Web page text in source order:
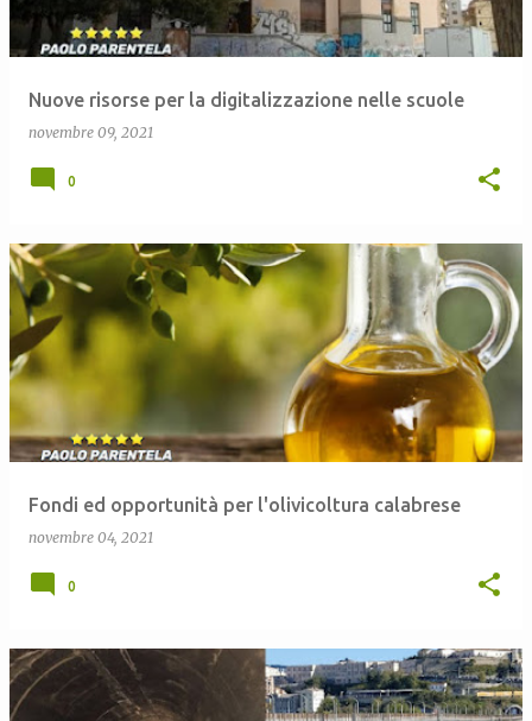
Nuove risorse per la digitalizzazione nelle scuole
novembre 09, 2021
0
Fondi ed opportunità per l'olivicoltura calabrese
novembre 04, 2021
0